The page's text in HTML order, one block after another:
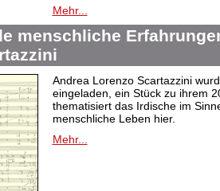
Mehr...
menschliche
Andrea Lorenzo Scartazzini
eingeladen, ein Stück zu ihrem
thematisiert das Irdische im
menschliche Leben hier.
Mehr...